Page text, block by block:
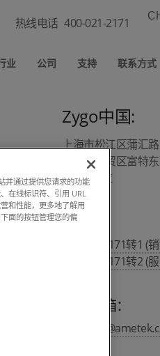
热线电话 400-021-2171
业 公司 支持 联系方式
Zygo中国:
上海市松江区蒲汇
上海市自贸区富特
A1/A4部位
热线 :
400 021 2171转1 (
400 021 2171转2 (
销售邮箱：
并通过提供您请求的功能
在线标识符、引用 URL
和性能，更多地了解用
面的按钮管理您的偏